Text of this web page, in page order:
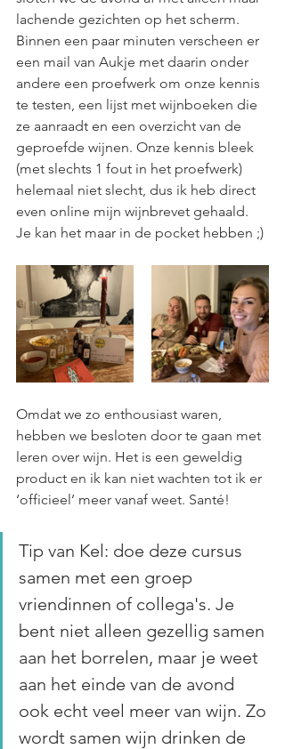
lachende gezichten op het scherm.
Binnen een paar minuten verscheen er
een mail van Aukje met daarin onder
andere een proefwerk om onze kennis
te testen, een lijst met wijnboeken die
ze aanraadt en een overzicht van de
geproefde wijnen. Onze kennis bleek
(met slechts 1 fout in het proefwerk)
helemaal niet slecht, dus ik heb direct
even online mijn wijnbrevet gehaald.
Je kan het maar in de pocket hebben ;)
Omdat we zo enthousiast waren,
hebben we besloten door te gaan met
leren over wijn. Het is een geweldig
product en ik kan niet wachten tot ik er
‘officieel’ meer vanaf weet. Santé!
Tip van Kel: doe deze cursus
samen met een groep
vriendinnen of collega's. Je
bent niet alleen gezellig samen
aan het borrelen, maar je weet
aan het einde van de avond
ook echt veel meer van wijn. Zo
wordt samen wijn drinken de